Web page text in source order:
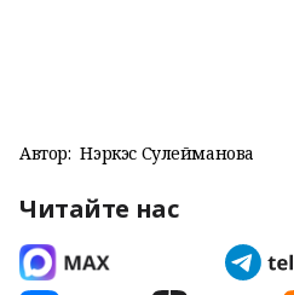
Автор: Нэркэс Сулейманова
Читайте нас